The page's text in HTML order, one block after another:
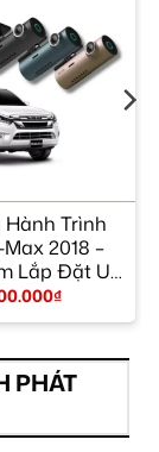
Trình
2018 –
Lắp Đặt Uy
₫
PHÁT